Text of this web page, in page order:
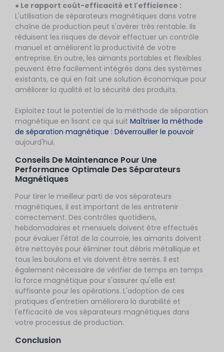
● Le rapport coût-efficacité et l'efficience :
L'utilisation de séparateurs magnétiques dans votre
chaîne de production peut s'avérer très rentable. Ils
réduisent les risques de devoir effectuer un contrôle
manuel et améliorent la productivité de votre
entreprise. En outre, les aimants portables et flexibles
peuvent être facilement intégrés dans des systèmes
existants, ce qui en fait une solution économique pour
améliorer la qualité et la sécurité des produits.
Exploitez tout le potentiel de la méthode de séparation
magnétique en lisant ce qui suit Maîtriser la méthode
de séparation magnétique : Déverrouiller le pouvoir
aujourd'hui.
Conseils De Maintenance Pour Une
Performance Optimale Des Séparateurs
Magnétiques
Pour tirer le meilleur parti de vos séparateurs
magnétiques, il est important de les entretenir
correctement. Des contrôles quotidiens,
hebdomadaires et mensuels doivent être effectués
pour évaluer l'état de la courroie, les aimants doivent
être nettoyés pour éliminer tout débris métallique et
tous les boulons et vis doivent être serrés. Il est
également nécessaire de vérifier de temps en temps
la force magnétique pour s'assurer qu'elle est
suffisante pour les opérations. L'adoption de ces
pratiques d'entretien améliorera la durabilité et
l'efficacité de vos séparateurs magnétiques dans
votre processus de production.
Conclusion